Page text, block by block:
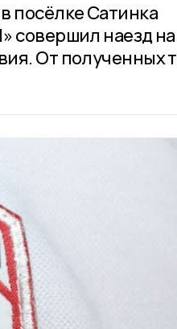
посёлке Сатинка
совершил наезд
От полученных